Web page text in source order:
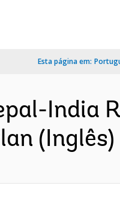
Esta página em:
India
(Inglês)